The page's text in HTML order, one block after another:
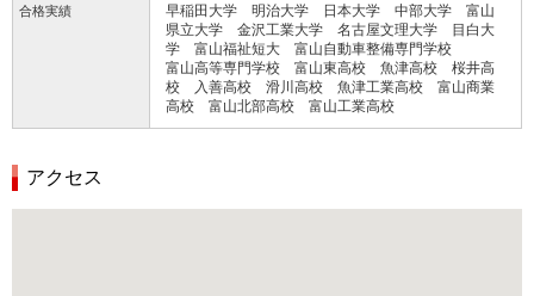
合格実績
早稲田大学 明治大学 日本大学 中部大学 富山
県立大学 金沢工業大学 名古屋文理大学 目白大
学 富山福祉短大 富山自動車整備専門学校
富山高等専門学校 富山東高校 魚津高校 桜井高
校 入善高校 滑川高校 魚津工業高校 富山商業
高校 富山北部高校 富山工業高校
アクセス